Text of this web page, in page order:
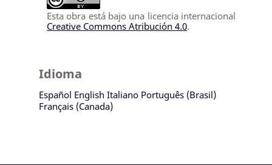
Esta obra está bajo una licencia internacional
Creative Commons Atribución 4.0.
Idioma
Español English Italiano Português (Brasil)
Français (Canada)